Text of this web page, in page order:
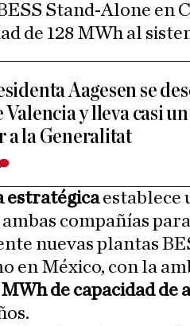
Stand-Alone en
de 128 MWh al
Aagesen se
Valencia y lleva casi
a la Generalitat
estratégicaestablece
compañías
nuevas plantas
en México, con la
de capacidad